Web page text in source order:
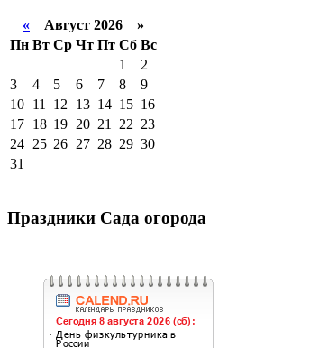
« Август 2026 »
Пн Вт Ср Чт Пт Сб Вс
1
2
3
4 5 6 7 8
9
10 11 12 13 14 15 16
17 18 19 20 21 22 23
24 25 26 27 28 29 30
31
Праздники Сада огорода